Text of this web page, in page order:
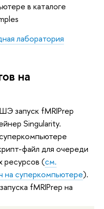
в каталоге
лаборатория
на
запуск fMRIPrep
Singularity.
файл для очереди
ресурсов (см.
на суперкомпьютере).
fMRIPrep на